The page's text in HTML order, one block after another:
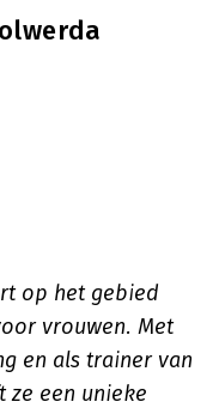
op het gebied
vrouwen. Met
en als trainer van
ze een unieke